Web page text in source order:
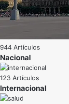
944 Artículos
Nacional
123 Artículos
Internacional